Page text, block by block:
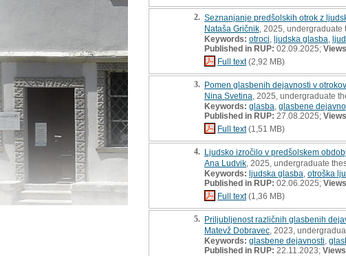
2. Seznanjanje predšolskih otrok z
Nataša Gričnik , 2025, undergraduate
Keywords: otroci ljudska glasba
Published in RUP: 02.09.2025;
Full text(2,92 MB)
3. Pomen glasbenih dejavnosti v
Nina Svetina , 2025, undergraduate
Keywords: glasba glasbene
Published in RUP: 27.08.2025;
Full text(1,51 MB)
4. Ljudsko izročilo v predšolskem
Ana Ludvik , 2025, undergraduate
Keywords: ljudska glasba otroška
Published in RUP: 02.06.2025;
Full text(1,36 MB)
5. Priljubljenost različnih glasbenih
Matevž Dobravec , 2023,
Keywords: glasbene dejavnosti
Published in RUP: 22.11.2023;